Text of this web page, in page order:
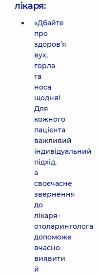
лікаря:
«Дбайте
про
здоров’я
вух,
горла
та
носа
щодня!
Для
кожного
пацієнта
важливий
індивідуальний
підхід,
а
своєчасне
звернення
до
лікаря-
отоларинголога
допоможе
вчасно
виявити
й